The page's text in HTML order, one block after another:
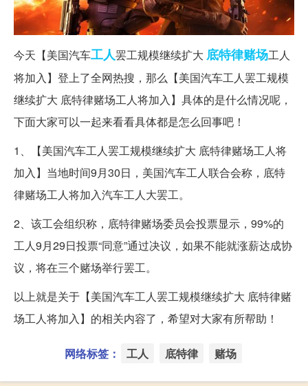
今天【美国汽车工人罢工规模继续扩大 底特律赌场工人
将加入】登上了全网热搜，那么【美国汽车工人罢工规模
继续扩大 底特律赌场工人将加入】具体的是什么情况呢，
下面大家可以一起来看看具体都是怎么回事吧！
1、【美国汽车工人罢工规模继续扩大 底特律赌场工人将
加入】当地时间9月30日，美国汽车工人联合会称，底特
律赌场工人将加入汽车工人大罢工。
2、该工会组织称，底特律赌场委员会投票显示，99%的
工人9月29日投票“同意”通过决议，如果不能就涨薪达成协
议，将在三个赌场举行罢工。
以上就是关于【美国汽车工人罢工规模继续扩大 底特律赌
场工人将加入】的相关内容了，希望对大家有所帮助！
网络标签： 工人 底特律 赌场